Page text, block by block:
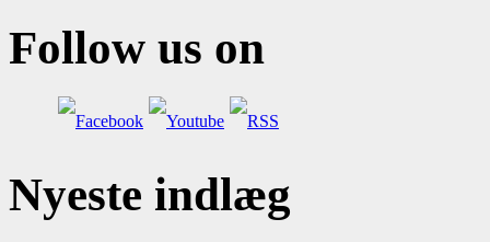
Follow us on
Nyeste indlæg